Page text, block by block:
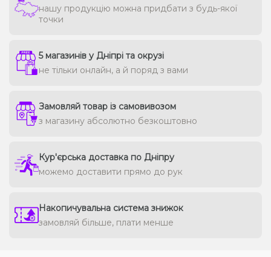
нашу продукцію можна придбати з будь-якої
точки
5 магазинів у Дніпрі та окрузі
не тільки онлайн, а й поряд з вами
Замовляй товар із самовивозом
з магазину абсолютно безкоштовно
Кур'єрська доставка по Дніпру
можемо доставити прямо до рук
Накопичувальна система знижок
замовляй більше, плати менше